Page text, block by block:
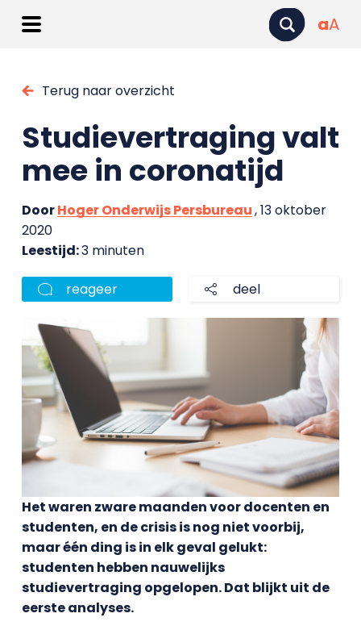
aA
Terug naar overzicht
Studievertraging valt
mee in coronatijd
DoorHoger Onderwijs Persbureau, 13 oktober
2020
Leestijd:3 minuten
reageer deel
Het waren zware maanden voor docenten en
studenten, en de crisis is nog niet voorbij,
maar één ding is in elk geval gelukt:
studenten hebben nauwelijks
studievertraging opgelopen. Dat blijkt uit de
eerste analyses.